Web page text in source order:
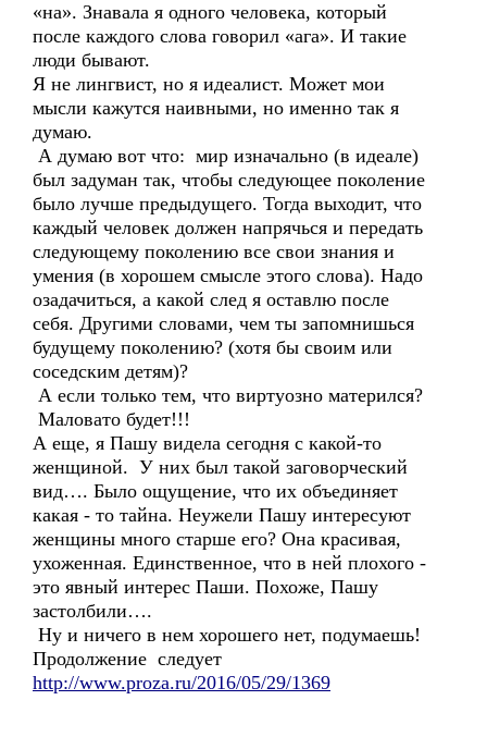
«на». Знавала я одного человека, который
после каждого слова говорил «ага». И такие
люди бывают.
Я не лингвист, но я идеалист. Может мои
мысли кажутся наивными, но именно так я
думаю.
А думаю вот что: мир изначально (в идеале)
был задуман так, чтобы следующее поколение
было лучше предыдущего. Тогда выходит, что
каждый человек должен напрячься и передать
следующему поколению все свои знания и
умения (в хорошем смысле этого слова). Надо
озадачиться, а какой след я оставлю после
себя. Другими словами, чем ты запомнишься
будущему поколению? (хотя бы своим или
соседским детям)?
А если только тем, что виртуозно матерился?
Маловато будет!!!
А еще, я Пашу видела сегодня с какой-то
женщиной. У них был такой заговорческий
вид…. Было ощущение, что их объединяет
какая - то тайна. Неужели Пашу интересуют
женщины много старше его? Она красивая,
ухоженная. Единственное, что в ней плохого -
это явный интерес Паши. Похоже, Пашу
застолбили….
Ну и ничего в нем хорошего нет, подумаешь!
Продолжение следует
http://www.proza.ru/2016/05/29/1369